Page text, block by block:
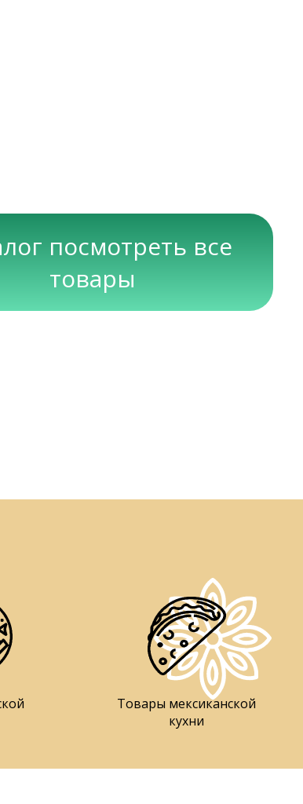
посмотреть все
товары
Товары мексиканской
кухни